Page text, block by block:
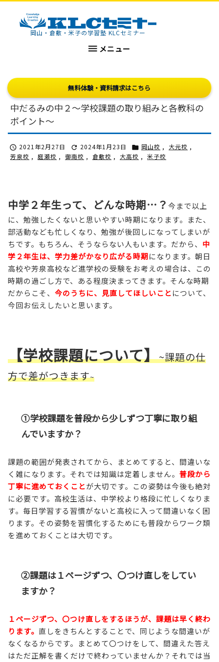
KLCセミナー岡山・倉敷・米子の学習塾 KLCセミナー
 メニュー
無料体験・資料請求はこちら
中だるみの中２～学校課題の取り組みと各教科の
ポイント～
 2021年2月27日  2024年1月23日  岡山校 , 大元校 ,
芳泉校 , 庭瀬校 , 御南校 , 倉敷校 , 大高校 , 米子校
中学２年生って、どんな時期…？ 今まで以上
に、勉強したくないと思いやすい時期になります。また、
部活動なども忙しくなり、勉強が後回しになってしまいが
ちです。もちろん、そうならない人もいます。だから、 中
学２年生は、学力差がかなり広がる時期になります。朝日
高校や芳泉高校など進学校の受験をお考えの場合は、この
時期の過ごし方で、ある程度決まってきます。そんな時期
だからこそ、 今のうちに、見直してほしいことについて、
今回お伝えしたいと思います。
【学校課題について】~課題の仕
方で差がつきます~
①学校課題を普段から少しずつ丁寧に取り組
んでいますか？
課題の範囲が発表されてから、まとめてすると、間違いな
く雑になります。それでは知識は定着しません。 普段から
丁寧に進めておくことが大切です。この姿勢は今後も絶対
に必要です。高校生活は、中学校より格段に忙しくなりま
す。毎日学習する習慣がないと高校に入って間違いなく困
ります。その姿勢を習慣化するためにも普段からワーク類
を進めておくことは大切です。
②課題は１ページずつ、〇つけ直しをしてい
ますか？
１ページずつ、〇つけ直しをするほうが、課題は早く終わ
ります。 直しをきちんとすることで、同じような間違いが
なくなるからです。まとめて〇つけをして、間違えた答え
はただ正解を書くだけで終わっていませんか？それでは当